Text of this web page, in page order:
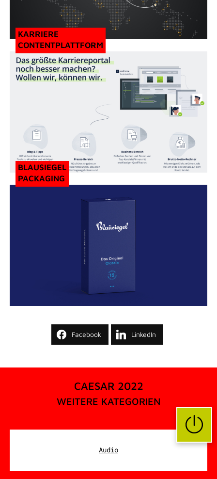
KARRIERE
CONTENTPLATTFORM
BLAUSIEGEL
PACKAGING
Facebook LinkedIn
CAESAR 2022
WEITERE KATEGORIEN
Audio